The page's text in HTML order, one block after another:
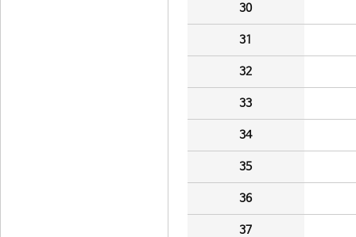
30
31
32
33
34
35
36
37